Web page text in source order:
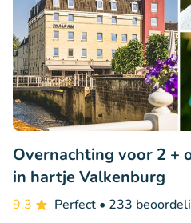
Overnachting voor 2 +
in hartje Valkenburg
9.3 Perfect • 233